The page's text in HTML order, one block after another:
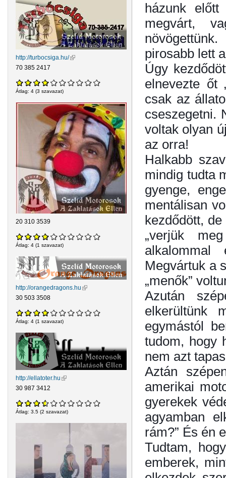
http://turbocsiga.hu/(külső hivatkozás)
70 385 2417
Átlag: 4 (3 szavazat)
20 310 3539
Átlag: 4 (1 szavazat)
http://orangedragons.hu (külső hivatkozás)
30 503 3508
Átlag: 4 (1 szavazat)
http://ellatoter.hu (külső hivatkozás)
30 987 3412
Átlag: 3.5 (2 szavazat)
házunk
megvárt,
pirosabb lett
Úgy
elnevezte őt
csak az
cseszegetni.
voltak olyan
az orra!
Halkabb
mindig tudta
gyenge,
mentálisan
kezdődött,
„verjük
Megvártuk a
„menők”
Azután
elkerültünk
egymástól
tudom, hogy
nem azt
Aztán
amerikai
gyerekek
agyamban
rám?” És én
Tudtam,
emberek,